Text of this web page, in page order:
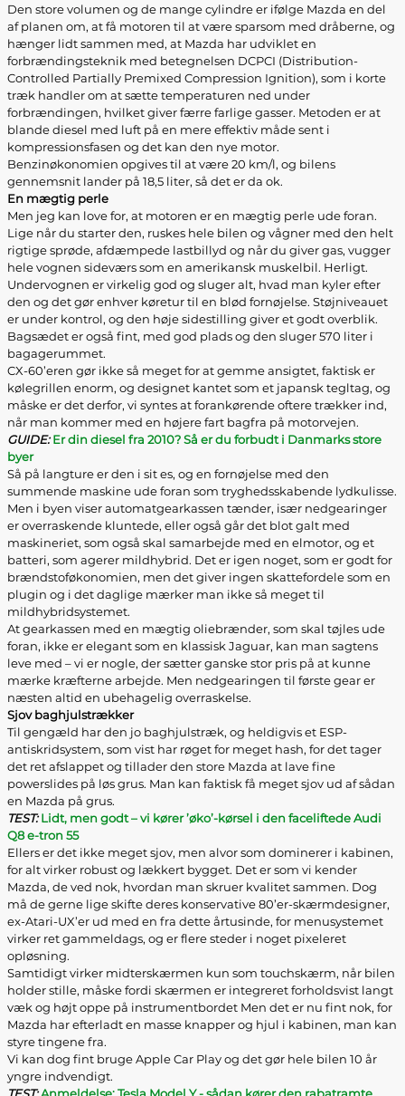
Den store volumen og de mange cylindre er ifølge Mazda en del
af planen om, at få motoren til at være sparsom med dråberne, og
hænger lidt sammen med, at Mazda har udviklet en
forbrændingsteknik med betegnelsen DCPCI (Distribution-
Controlled Partially Premixed Compression Ignition), som i korte
træk handler om at sætte temperaturen ned under
forbrændingen, hvilket giver færre farlige gasser. Metoden er at
blande diesel med luft på en mere effektiv måde sent i
kompressionsfasen og det kan den nye motor.
Benzinøkonomien opgives til at være 20 km/l, og bilens
gennemsnit lander på 18,5 liter, så det er da ok.
En mægtig perle
Men jeg kan love for, at motoren er en mægtig perle ude foran.
Lige når du starter den, ruskes hele bilen og vågner med den helt
rigtige sprøde, afdæmpede lastbillyd og når du giver gas, vugger
hele vognen sideværs som en amerikansk muskelbil. Herligt.
Undervognen er virkelig god og sluger alt, hvad man kyler efter
den og det gør enhver køretur til en blød fornøjelse. Støjniveauet
er under kontrol, og den høje sidestilling giver et godt overblik.
Bagsædet er også fint, med god plads og den sluger 570 liter i
bagagerummet.
CX-60’eren gør ikke så meget for at gemme ansigtet, faktisk er
kølegrillen enorm, og designet kantet som et japansk tegltag, og
måske er det derfor, vi syntes at forankørende oftere trækker ind,
når man kommer med en højere fart bagfra på motorvejen.
GUIDE: Er din diesel fra 2010? Så er du forbudt i Danmarks store
byer
Så på langture er den i sit es, og en fornøjelse med den
summende maskine ude foran som tryghedsskabende lydkulisse.
Men i byen viser automatgearkassen tænder, især nedgearinger
er overraskende kluntede, eller også går det blot galt med
maskineriet, som også skal samarbejde med en elmotor, og et
batteri, som agerer mildhybrid. Det er igen noget, som er godt for
brændstoføkonomien, men det giver ingen skattefordele som en
plugin og i det daglige mærker man ikke så meget til
mildhybridsystemet.
At gearkassen med en mægtig oliebrænder, som skal tøjles ude
foran, ikke er elegant som en klassisk Jaguar, kan man sagtens
leve med – vi er nogle, der sætter ganske stor pris på at kunne
mærke kræfterne arbejde. Men nedgearingen til første gear er
næsten altid en ubehagelig overraskelse.
Sjov baghjulstrækker
Til gengæld har den jo baghjulstræk, og heldigvis et ESP-
antiskridsystem, som vist har røget for meget hash, for det tager
det ret afslappet og tillader den store Mazda at lave fine
powerslides på løs grus. Man kan faktisk få meget sjov ud af sådan
en Mazda på grus.
TEST:Lidt, men godt – vi kører ’øko’-kørsel i den faceliftede Audi
Q8 e-tron 55
Ellers er det ikke meget sjov, men alvor som dominerer i kabinen,
for alt virker robust og lækkert bygget. Det er som vi kender
Mazda, de ved nok, hvordan man skruer kvalitet sammen. Dog
må de gerne lige skifte deres konservative 80’er-skærmdesigner,
ex-Atari-UX’er ud med en fra dette årtusinde, for menusystemet
virker ret gammeldags, og er flere steder i noget pixeleret
opløsning.
Samtidigt virker midterskærmen kun som touchskærm, når bilen
holder stille, måske fordi skærmen er integreret forholdsvist langt
væk og højt oppe på instrumentbordet Men det er nu fint nok, for
Mazda har efterladt en masse knapper og hjul i kabinen, man kan
styre tingene fra.
Vi kan dog fint bruge Apple Car Play og det gør hele bilen 10 år
yngre indvendigt.